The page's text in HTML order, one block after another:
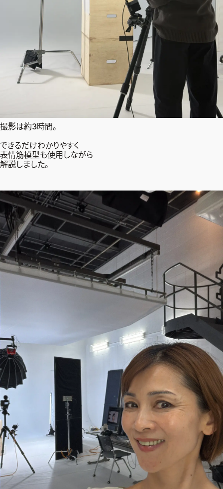
撮影は約3時間。
できるだけわかりやすく
表情筋模型も使用しながら
解説しました。